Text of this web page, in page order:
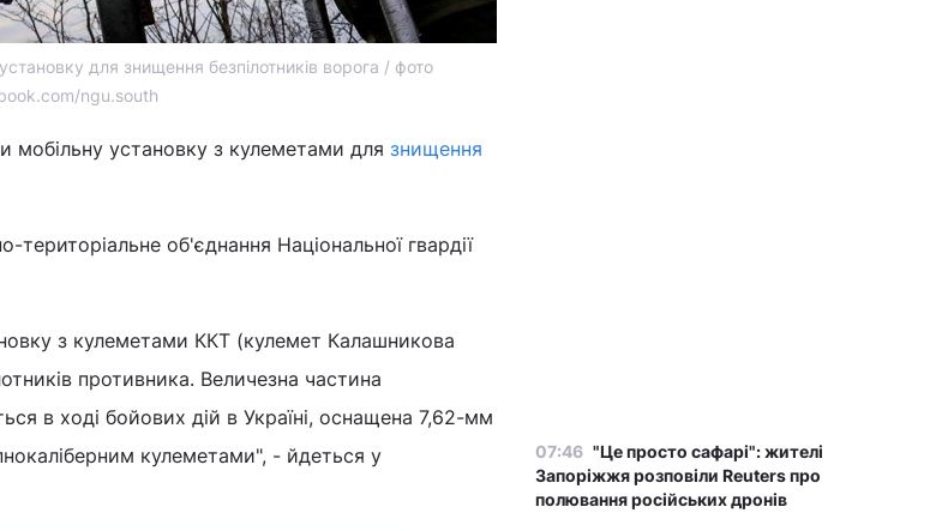
для знищення безпілотників ворога / фото
ngu.south
мобільну установку з кулеметами для знищення
територіальне об'єднання Національної гвардії
з кулеметами ККТ (кулемет Калашникова
противника. Величезна частина
в ході бойових дій в Україні, оснащена 7,62-мм
кулеметами", - йдеться у
07:46 "Це просто сафарі": жителі
Запоріжжя розповіли Reuters про
полювання російських дронів